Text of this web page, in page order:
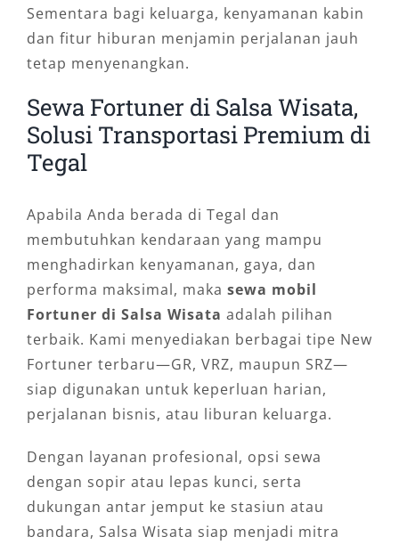
Sementara bagi keluarga, kenyamanan kabin
dan fitur hiburan menjamin perjalanan jauh
tetap menyenangkan.
Sewa Fortuner di Salsa Wisata,
Solusi Transportasi Premium di
Tegal
Apabila Anda berada di Tegal dan
membutuhkan kendaraan yang mampu
menghadirkan kenyamanan, gaya, dan
performa maksimal, maka sewa mobil
Fortuner di Salsa Wisata adalah pilihan
terbaik. Kami menyediakan berbagai tipe New
Fortuner terbaru—GR, VRZ, maupun SRZ—
siap digunakan untuk keperluan harian,
perjalanan bisnis, atau liburan keluarga.
Dengan layanan profesional, opsi sewa
dengan sopir atau lepas kunci, serta
dukungan antar jemput ke stasiun atau
bandara, Salsa Wisata siap menjadi mitra